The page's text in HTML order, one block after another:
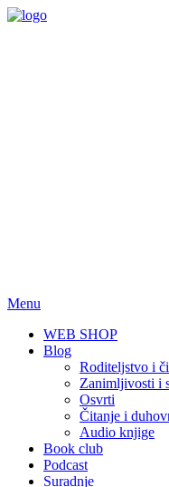
Skip
Menu
WEB SHOP
Blog
Roditeljstvo i
Zanimljivosti i
Osvrti
Čitanje i
Audio knjige
Book club
Podcast
Suradnje